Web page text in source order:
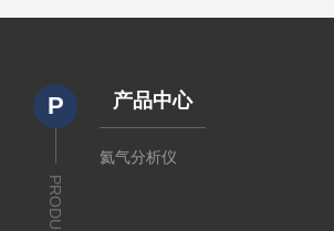
P 产品中心
氦气分析仪